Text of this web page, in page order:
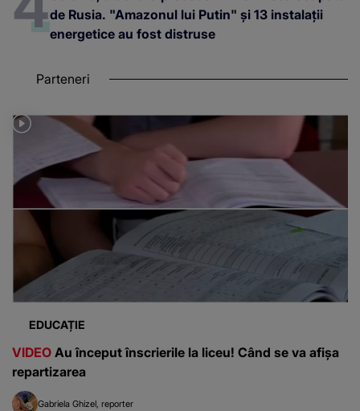
de Rusia. "Amazonul lui Putin" și 13 instalații
energetice au fost distruse
Parteneri
EDUCAȚIE
VIDEO Au început înscrierile la liceu! Când se va afișa
repartizarea
Gabriela Ghizel reporter